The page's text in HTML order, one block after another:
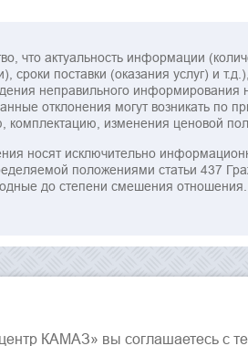
актуальность информации
сроки поставки (оказания услуг) и
неправильного
отклонения могут возникать по
комплектацию, изменения ценовой
носят исключительно
положениями статьи 437
до степени смешения отношения.
КАМАЗ» вы соглашаетесь с